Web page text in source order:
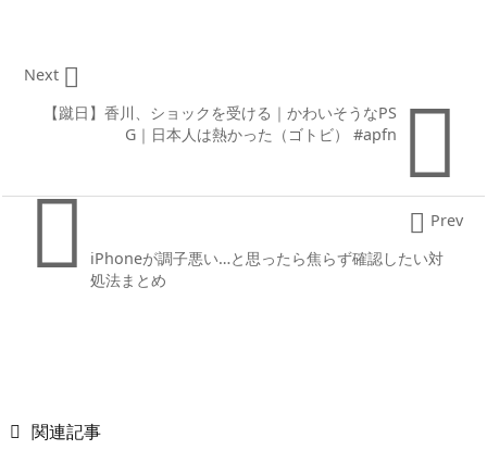

【蹴日】香川、ショックを受ける｜かわいそうなPS
G｜日本人は熱かった（ゴトビ） #apfn

Next
 iPhoneが調子悪い…と思ったら焦らず確認したい対
処法まとめ
 Prev
 関連記事